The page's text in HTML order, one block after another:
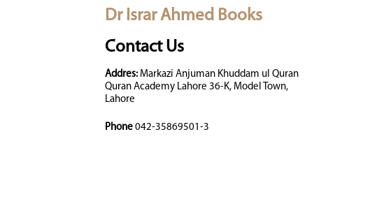
Dr Israr Ahmed Books
Contact Us
Addres:Markazi Anjuman Khuddam ul Quran
Quran Academy Lahore 36-K, Model Town,
Lahore
Phone 042-35869501-3